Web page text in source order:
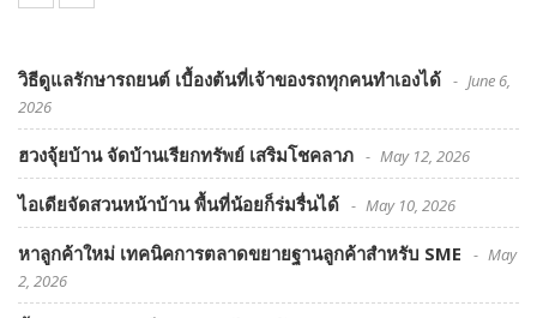
วิธีดูแลรักษารถยนต์ เบื้องต้นที่เจ้าของรถทุกคนทำเองได้
June 6,
2026
ฮวงจุ้ยบ้าน จัดบ้านเรียกทรัพย์ เสริมโชคลาภ May 12, 2026
ไอเดียจัดสวนหน้าบ้าน พื้นที่น้อยก็ร่มรื่นได้ May 10, 2026
หาลูกค้าใหม่ เทคนิคการตลาดขยายฐานลูกค้าสำหรับ SME
May
2, 2026